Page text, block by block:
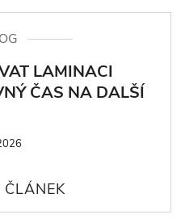
LAMINACI
ČAS NA DALŠÍ